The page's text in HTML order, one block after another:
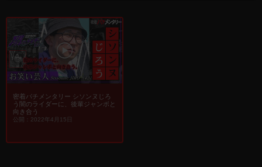
密着パチメンタリー シソンヌじろ
う闇のライダーに、後輩ジャンボと
向き合う
公開：2022年4月15日